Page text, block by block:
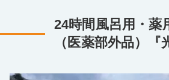
24時間風呂用・薬
（医薬部外品）『